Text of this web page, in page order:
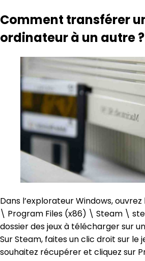
Comment transférer
ordinateur à un autre ?
Dans l’explorateur Windows,
\ Program Files (x86) \ Steam \
dossier des jeux à télécharger sur
Sur Steam, faites un clic droit sur le
souhaitez récupérer et cliquez sur